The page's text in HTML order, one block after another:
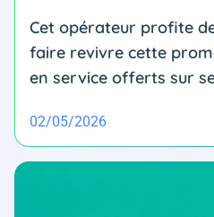
Cet opérateur profite
faire revivre cette
en service offerts sur
02/05/2026